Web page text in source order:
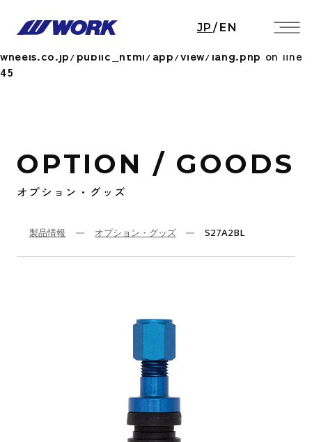
Notice: Undefined index: HTTP_ACCEPT_LANGUAGE
/home/workwheels/work-
wheels.co.jp/public_html/app/view/lang.php on line
45
JP / EN
OPTION / GOODS
オプション・グッズ
製品情報 オプション・グッズ S27A2BL